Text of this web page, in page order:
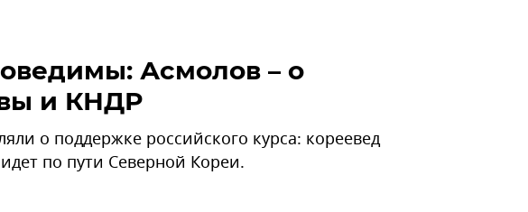
Асмолов – о
и КНДР
о поддержке российского курса: кореевед
по пути Северной Кореи.